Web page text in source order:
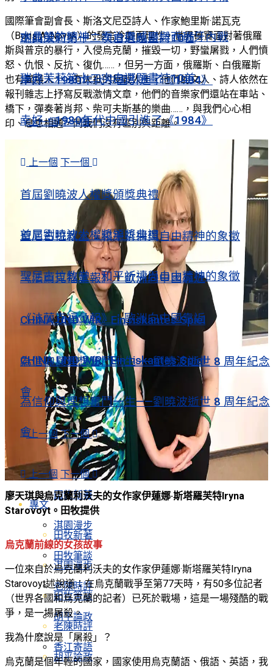
瑞典茉莉第十二次自選題畫詩10首
幸好，1980年代中國引進了《1984》
上一個 下一個
首屆劉曉波人權獎頒獎典禮
聖尼古拉教堂：和平祈禱與自由精神的象徵
《法蘭克福彙報》：歐洲向中國靠近
CHINA UND WIR · Ein riskantes Spiel
為信仰與理想奮鬥一生——劉曉波逝世 8 周年紀念
會
上一個 下一個
專文
田牧新著
淇園漫步
田牧筆談
老陳時評
胡平論政
香江寄語
水晶般的精神：喬治奧威爾與西班牙內戰
瑞典茉莉第十二次自選題畫詩10首
幸好，1980年代中國引進了《1984》
上一個 下一個
視頻薈萃
首屆劉曉波人權獎頒獎典禮
聖尼古拉教堂：和平祈禱與自由精神的象徵
《法蘭克福彙報》：歐洲向中國靠近
CHINA UND WIR · Ein riskantes Spiel
為信仰與理想奮鬥一生——劉曉波逝世 8 周年紀念
會
上一個 下一個
專文
田牧新著
淇園漫步
田牧筆談
老陳時評
胡平論政
國際筆會副會長、斯洛文尼亞詩人、作家鮑里斯·諾瓦克
（Boris A. Novak）的發言冷靜而理性，世界確實面對著俄羅
斯與普京的暴行，入侵烏克蘭，摧毀一切，野蠻屠戮，人們憤
怒、仇恨、反抗、復仇……，但另一方面，俄羅斯、白俄羅斯
也有異議人士、有大批的反戰人士，他們的文人、詩人依然在
報刊雜志上抒寫反戰激情文章，他們的音樂家們還站在車站、
橋下，彈奏著肖邦、柴可夫斯基的樂曲……，與我們心心相
印、息息相通，同我們沒有區別與距離。
廖天琪與烏克蘭利沃夫的女作家伊蓮娜·斯塔羅芙特Iryna
Starovoyt。田牧提供
烏克蘭前線的女孩故事
一位來自於烏克蘭利沃夫的女作家伊蓮娜·斯塔羅芙特Iryna
Starovoyt述說道：在烏克蘭戰爭至第77天時，有50多位記者
（世界各國和烏克蘭的記者）已死於戰場，這是一場殘酷的戰
爭，是一場屠殺。
我為什麽說是「屠殺」？
烏克蘭是個年輕的國家，國家使用烏克蘭語、俄語、英語，我